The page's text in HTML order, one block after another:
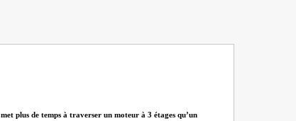
plus de temps à traverser un moteur à 3 étages qu’un